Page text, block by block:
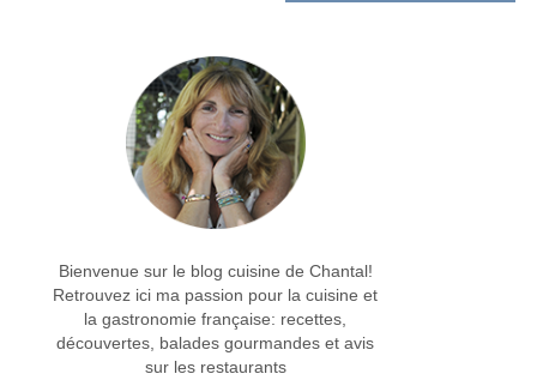
Bienvenue sur le blog cuisine de Chantal!
Retrouvez ici ma passion pour la cuisine et
la gastronomie française: recettes,
découvertes, balades gourmandes et avis
sur les restaurants